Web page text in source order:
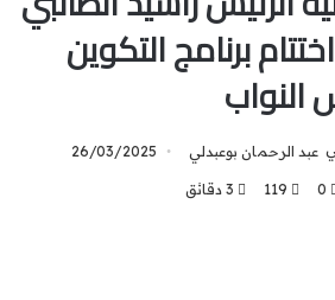
برنامج التكوين
عبد الرحمان بوعبدلي 26/03/2025
0
119